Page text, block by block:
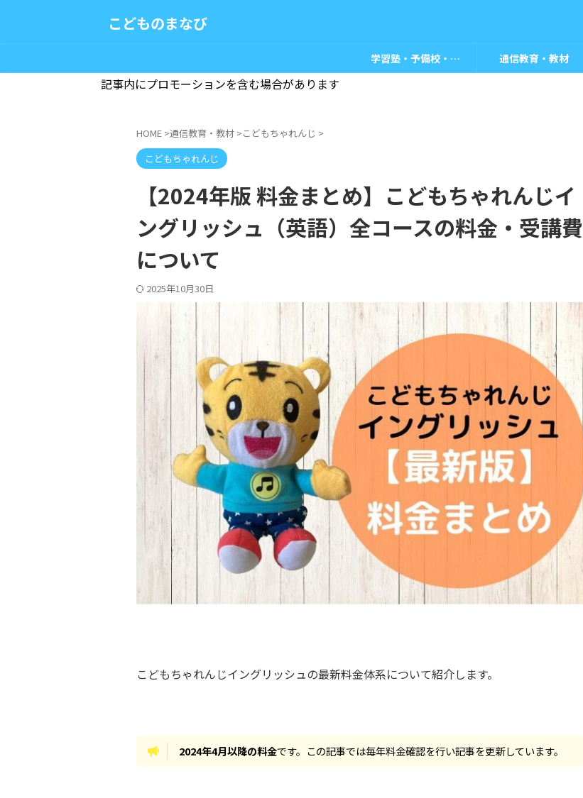
こどものまなび
学習塾・予備校・教室 通信教育・教材
記事内にプロモーションを含む場合があります
HOME >通信教育・教材 >こどもちゃれんじ >
こどもちゃれんじ
【2024年版 料金まとめ】こどもちゃれんじイ
ングリッシュ（英語）全コースの料金・受講費
について
2025年10月30日
こどもちゃれんじイングリッシュの最新料金体系について紹介します。
2024年4月以降の料金です。この記事では毎年料金確認を行い記事を更新しています。